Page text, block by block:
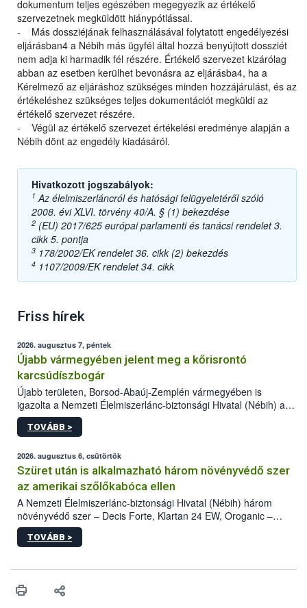
dokumentum teljes egészében megegyezik az értékelő
szervezetnek megküldött hiánypótlással.
- Más dossziéjának felhasználásával folytatott engedélyezési
eljárásban4 a Nébih más ügyfél által hozzá benyújtott dossziét
nem adja ki harmadik fél részére. Értékelő szervezet kizárólag
abban az esetben kerülhet bevonásra az eljárásba4, ha a
Kérelmező az eljáráshoz szükséges minden hozzájárulást, és az
értékeléshez szükséges teljes dokumentációt megküldi az
értékelő szervezet részére.
- Végül az értékelő szervezet értékelési eredménye alapján a
Nébih dönt az engedély kiadásáról.
Hivatkozott jogszabályok:
1 Az élelmiszerláncról és hatósági felügyeletéről szóló
2008. évi XLVI. törvény 40/A. § (1) bekezdése
2 (EU) 2017/625 európai parlamenti és tanácsi rendelet 3.
cikk 5. pontja
3 178/2002/EK rendelet 36. cikk (2) bekezdés
4 1107/2009/EK rendelet 34. cikk
Friss hírek
2026. augusztus 7, péntek
Újabb vármegyében jelent meg a kőrisrontó
karcsúdíszbogár
Újabb területen, Borsod-Abaúj-Zemplén vármegyében is
igazolta a Nemzeti Élelmiszerlánc-biztonsági Hivatal (Nébih) a
kőrisrontó karcsúdíszbogár (Agrilus planipennis) jelenlétét. A
kártevőt nem csak színcsapdában találták meg, de már fertőzött
az intenzív felderítést, emellett az intézkedéseket a szlovák
hatósággal is összehangolják a terjedés megállítása érdekében.
TOVÁBB >
2026. augusztus 6, csütörtök
Szüret után is alkalmazható három növényvédő szer
az amerikai szőlőkabóca ellen
A Nemzeti Élelmiszerlánc-biztonsági Hivatal (Nébih) három
növényvédő szer – Decis Forte, Klartan 24 EW, Oroganic –
engedélyokiratát módosította, így azok a szüretet követően,
egészen a vesszőérettség (BBCH 91) stádiumáig
érésű szőlőkben is legyen lehetőség a károsító elleni további
felhasználók számára is elérhető és ökológiai termesztésben is
TOVÁBB >